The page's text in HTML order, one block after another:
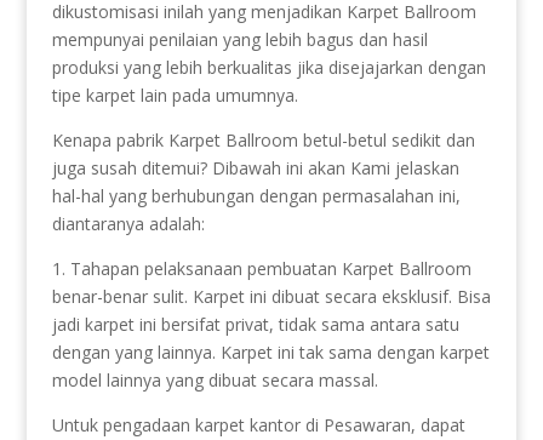
dikustomisasi inilah yang menjadikan Karpet Ballroom
mempunyai penilaian yang lebih bagus dan hasil
produksi yang lebih berkualitas jika disejajarkan dengan
tipe karpet lain pada umumnya.
Kenapa pabrik Karpet Ballroom betul-betul sedikit dan
juga susah ditemui? Dibawah ini akan Kami jelaskan
hal-hal yang berhubungan dengan permasalahan ini,
diantaranya adalah:
1. Tahapan pelaksanaan pembuatan Karpet Ballroom
benar-benar sulit. Karpet ini dibuat secara eksklusif. Bisa
jadi karpet ini bersifat privat, tidak sama antara satu
dengan yang lainnya. Karpet ini tak sama dengan karpet
model lainnya yang dibuat secara massal.
Untuk pengadaan karpet kantor di Pesawaran, dapat